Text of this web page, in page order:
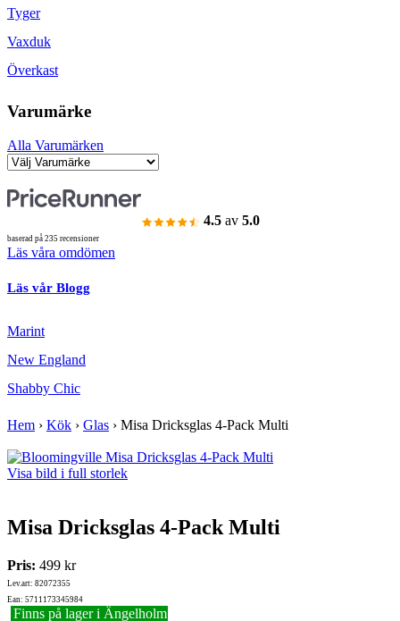
Tyger
Vaxduk
Överkast
Varumärke
Alla Varumärken
4.5 av 5.0
baserad på 235 recensioner
Läs våra omdömen
Läs vår Blogg
Marint
New England
Shabby Chic
Hem › Kök › Glas › Misa Dricksglas 4-Pack Multi
Visa bild i full storlek
Misa Dricksglas 4-Pack Multi
Pris: 499 kr
Lev.art: 82072355
Ean: 5711173345984
Finns på lager i Ängelholm